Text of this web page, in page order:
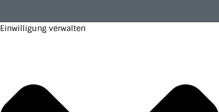
Einwilligung verwalten